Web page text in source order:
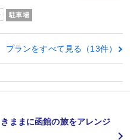
駐車場
プランをすべて見る（13件）
きままに函館の旅をアレンジ